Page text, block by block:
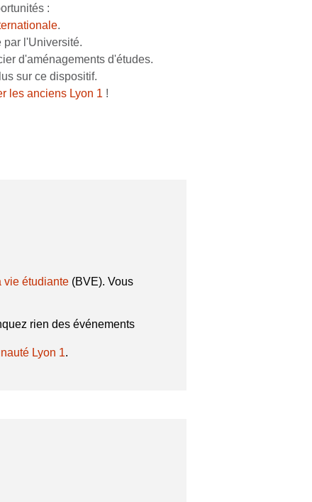
:
.
par l'Université.
d'aménagements d'études.
sur ce dispositif.
les anciens Lyon 1 !
vie étudiante (BVE). Vous
rien des événements
Lyon 1.